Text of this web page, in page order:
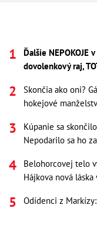
Ďalšie NEPOKOJE
dovolenkový raj,
Skončia ako oni?
hokejové
Kúpanie sa
Nepodarilo sa ho
Belohorcovej telo
Hájkova nová
Odídenci z